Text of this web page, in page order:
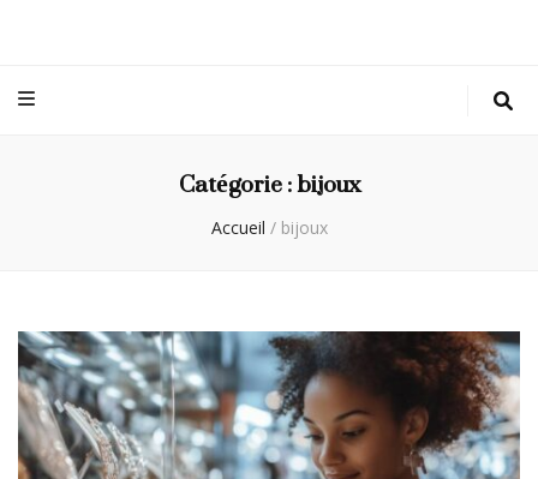
Catégorie :bijoux
Accueil / bijoux